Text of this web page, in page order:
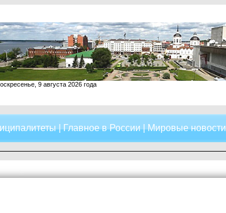
9 августа 2026 года
|Главное в России|Мировые новости